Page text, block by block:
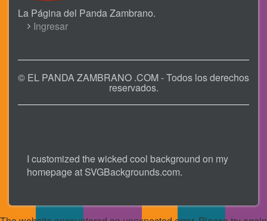
La Página del Panda Zambrano.
USER
MENU
Ingresar
© EL PANDA ZAMBRANO .COM - Todos los derechos
reservados.
I customized the wicked cool background on my
homepage at SVGBackgrounds.com.